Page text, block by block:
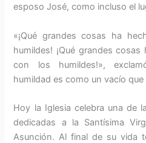
esposo José, como incluso el
«¡Qué grandes cosas ha
humildes! ¡Qué grandes
con los humildes!»,
humildad es como un vacío que
Hoy la Iglesia celebra una de
dedicadas a la Santísima
Asunción. Al final de su vida